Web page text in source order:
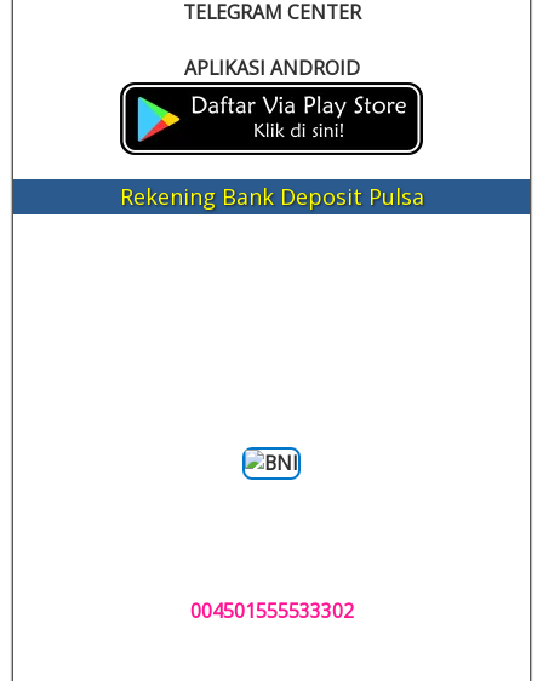
TELEGRAM CENTER
APLIKASI ANDROID
Rekening Bank Deposit Pulsa
004501555533302